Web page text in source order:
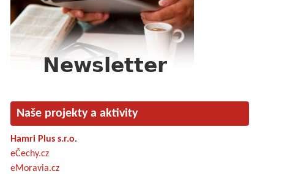
Naše projekty a aktivity
Hamri Plus s.r.o.
eČechy.cz
eMoravia.cz